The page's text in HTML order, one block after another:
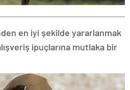
en iyi şekilde yararlanmak
ipuçlarına mutlaka bir